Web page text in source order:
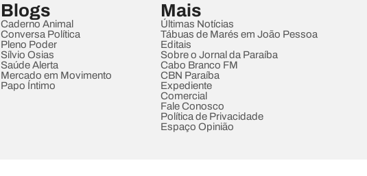
Blogs
Caderno Animal
Conversa Política
Pleno Poder
Sílvio Osias
Saúde Alerta
Mercado em Movimento
Papo Íntimo
Mais
Últimas Notícias
Tábuas de Marés em João Pessoa
Editais
Sobre o Jornal da Paraíba
Cabo Branco FM
CBN Paraíba
Expediente
Comercial
Fale Conosco
Política de Privacidade
Espaço Opinião